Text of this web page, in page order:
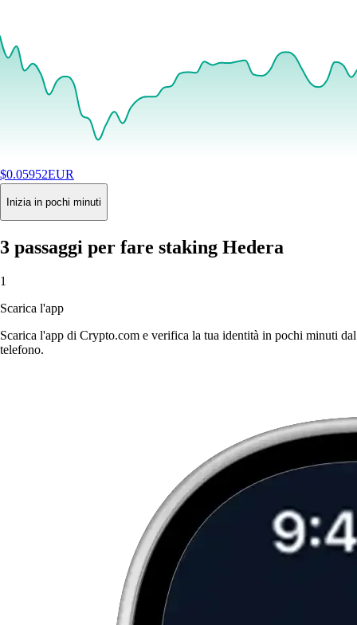
$0.05952EUR
+0.34%24H
Buy
Inizia in pochi minuti
3 passaggi per fare staking Hedera
1
Scarica l'app
Scarica l'app di Crypto.com e verifica la tua identità in pochi minuti dal
telefono.